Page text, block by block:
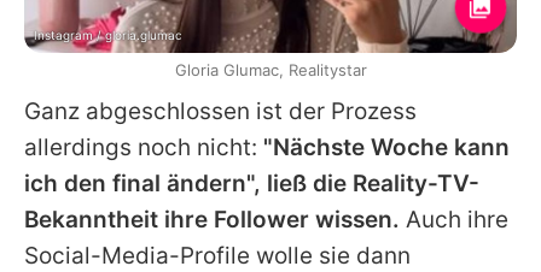
Ganz abgeschlossen ist der Prozess
allerdings noch nicht: "Nächste Woche kann
ich den final ändern", ließ die Reality-TV-
Bekanntheit ihre Follower wissen. Auch ihre
Social-Media-Profile wolle sie dann
Instagram / gloria.glumac
Gloria Glumac, Realitystar